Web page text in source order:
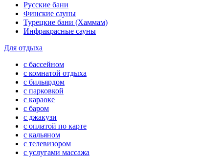
Русские бани
Финские сауны
Турецкие бани (Хаммам)
Инфракрасные сауны
Для отдыха
с бассейном
с комнатой отдыха
с бильярдом
с парковкой
с караоке
с баром
с джакузи
с оплатой по карте
с кальяном
с телевизором
с услугами массажа